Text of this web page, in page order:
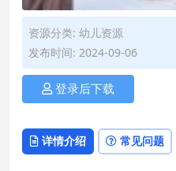
资源分类: 幼儿资源
发布时间: 2024-09-06
登录后下载
详情介绍 常见问题